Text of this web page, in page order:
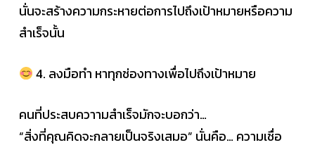
นั่นจะสร้างความกระหายต่อการไปถึงเป้าหมายหรือความ
สำเร็จนั้น
4. ลงมือทำ หาทุกช่องทางเพื่อไปถึงเป้าหมาย
คนที่ประสบควาามสำเร็จมักจะบอกว่า…
“สิ่งที่คุณคิดจะกลายเป็นจริงเสมอ” นั่นคือ… ความเชื่อ